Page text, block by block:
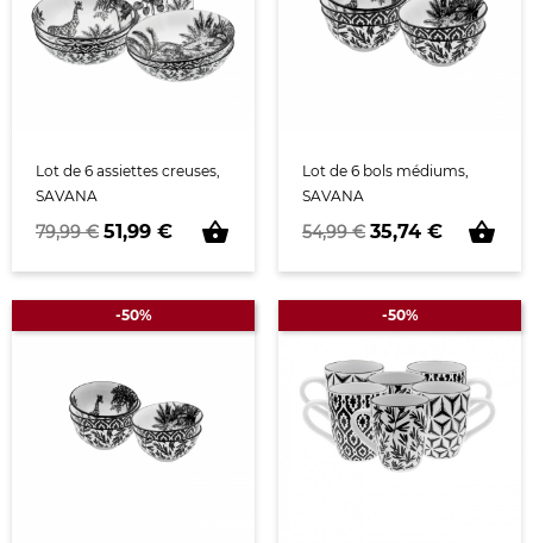
Lot de 6 assiettes creuses,
SAVANA
Prix de base
79,99 € Prix
51,99 € shopping_basket
Lot de 6 bols médiums,
SAVANA
Prix de base
54,99 € Prix
35,74 € shopping_basket
-50% -50%